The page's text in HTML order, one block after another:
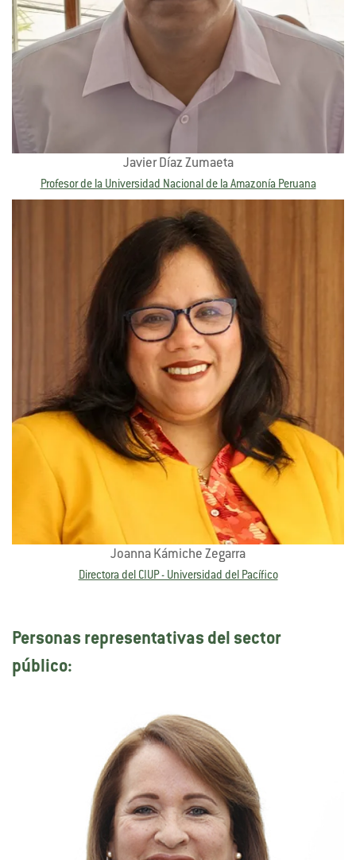
Javier Díaz Zumaeta
Profesor de la Universidad Nacional de la Amazonía Peruana
Joanna Kámiche Zegarra
Directora del CIUP - Universidad del Pacífico
Personas representativas del sector
público: